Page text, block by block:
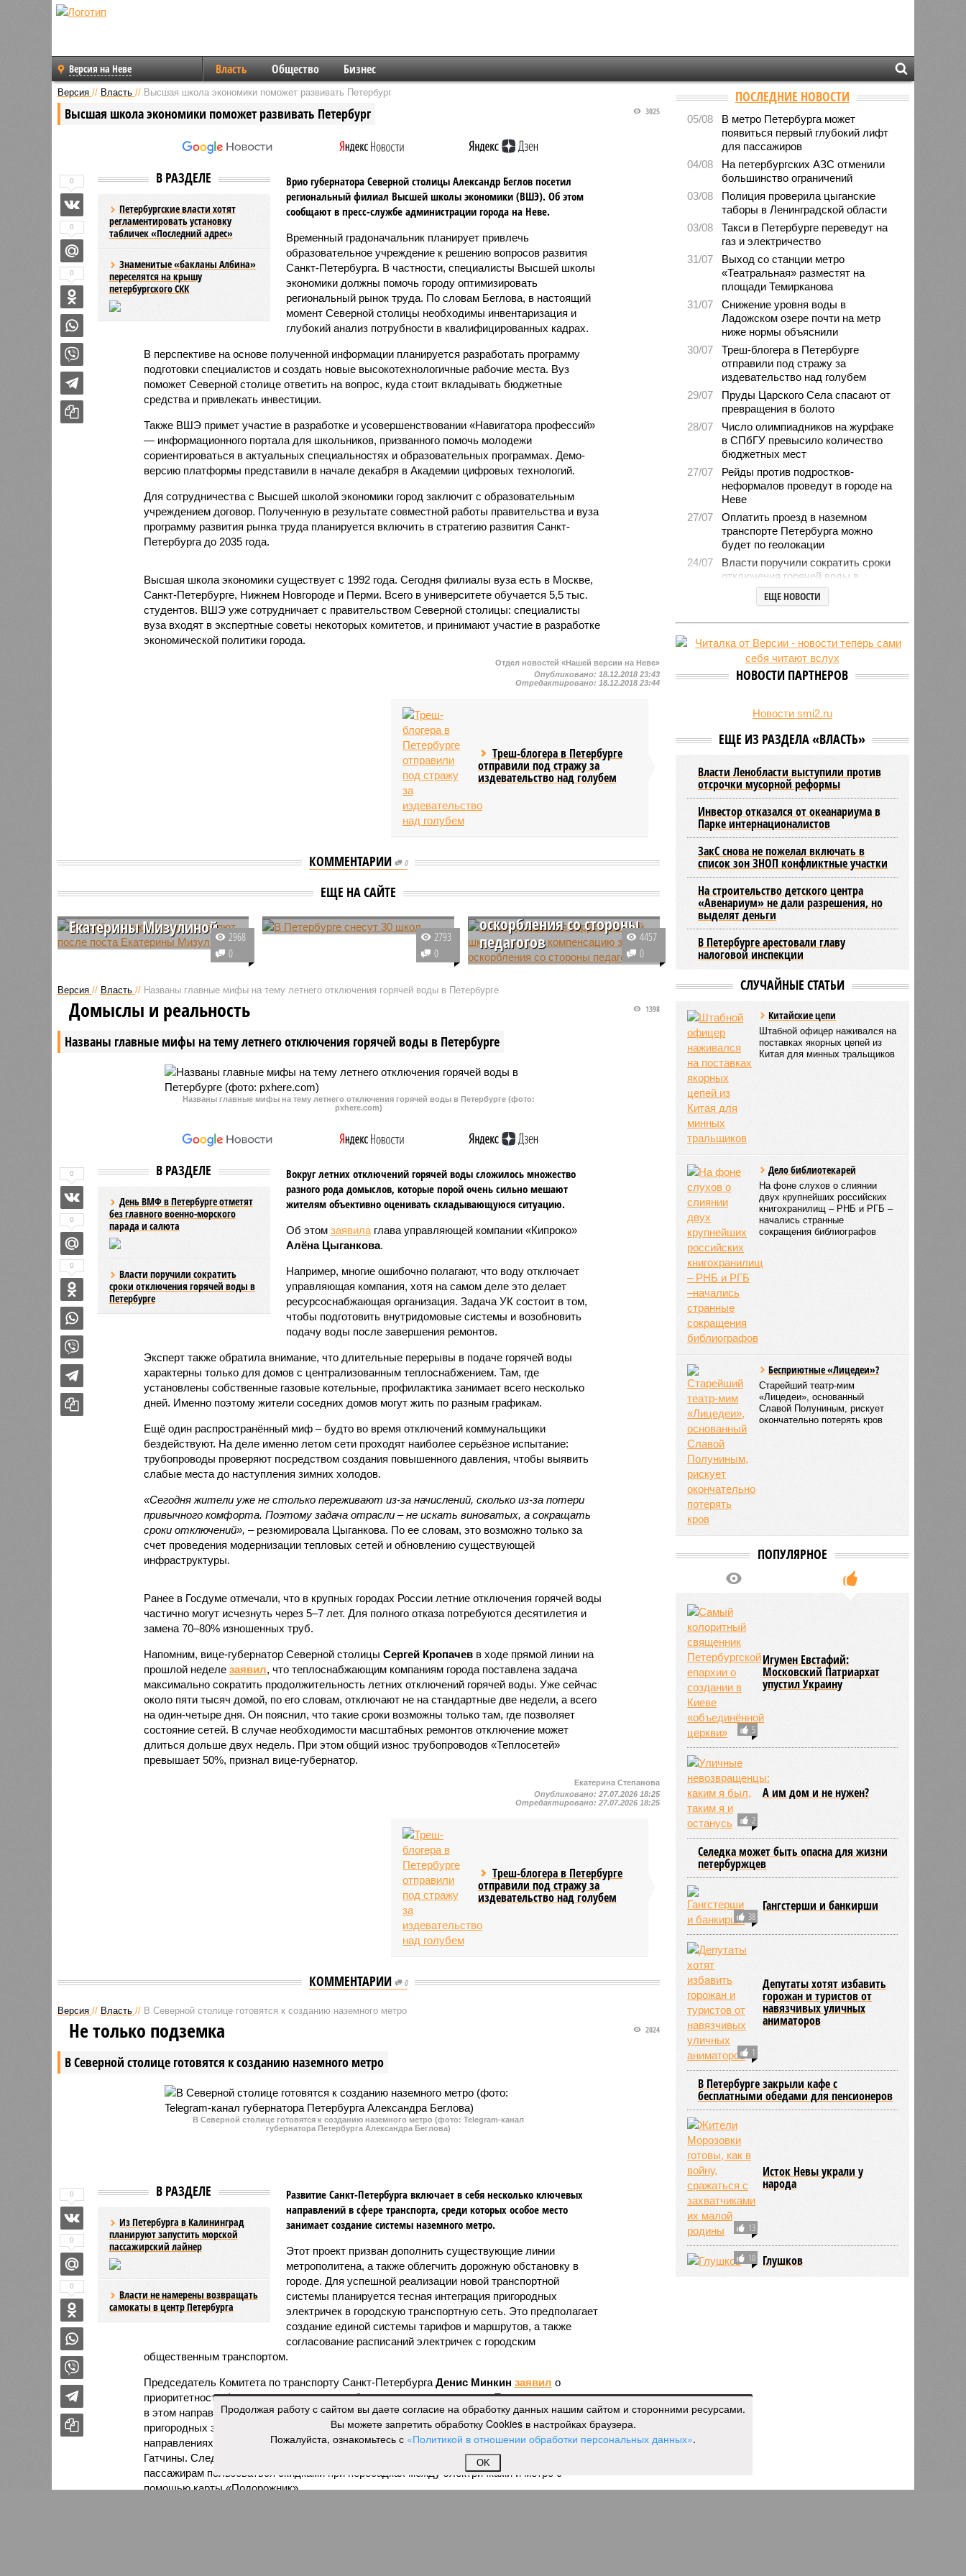
Версия на Неве Власть Общество Бизнес
Версия // Власть // Высшая школа экономики поможет развивать Петербург
Высшая школа экономики поможет развивать Петербург 3025
В РАЗДЕЛЕ
Петербургские власти хотят
регламентировать установку
табличек «Последний адрес»
Знаменитые «бакланы Албина»
переселятся на крышу
петербургского СКК
Врио губернатора Северной столицы Александр Беглов посетил
региональный филиал Высшей школы экономики (ВШЭ). Об этом
сообщают в пресс-службе администрации города на Неве.
Временный градоначальник планирует привлечь
образовательное учреждение к решению вопросов развития
Санкт-Петербурга. В частности, специалисты Высшей школы
экономики должны помочь городу оптимизировать
региональный рынок труда. По словам Беглова, в настоящий
момент Северной столицы необходимы инвентаризация и
глубокий анализ потрубности в квалифицированных кадрах.
В перспективе на основе полученной информации планируется разработать программу
подготовки специалистов и создать новые высокотехнологичные рабочие места. Вуз
поможет Северной столице ответить на вопрос, куда стоит вкладывать бюджетные
средства и привлекать инвестиции.
Также ВШЭ примет участие в разработке и усовершенствовании «Навигатора профессий»
— информационного портала для школьников, призванного помочь молодежи
сориентироваться в актуальных специальностях и образовательных программах. Демо-
версию платформы представили в начале декабря в Академии цифровых технологий.
Для сотрудничества с Высшей школой экономики город заключит с образовательным
учреждением договор. Полученную в результате совместной работы правительства и вуза
программу развития рынка труда планируется включить в стратегию развития Санкт-
Петербурга до 2035 года.
Высшая школа экономики существует с 1992 года. Сегодня филиалы вуза есть в Москве,
Санкт-Петербурге, Нижнем Новгороде и Перми. Всего в университете обучается 5,5 тыс.
студентов. ВШЭ уже сотрудничает с правительством Северной столицы: специалисты
вуза входят в экспертные советы некоторых комитетов, и принимают участие в разработке
экономической политики города.
0
0
0
Отдел новостей «Нашей версии на Неве»
Опубликовано: 18.12.2018 23:43
Отредактировано: 18.12.2018 23:44
Треш-блогера в Петербурге
отправили под стражу за
издевательство над голубем
КОММЕНТАРИИ 0
ЕЩЕ НА САЙТЕ
Петербургскую школу
Екатерины Мизулиной
Следственный комитет России
факту обнаружения туберкулеза
у сотрудницы школы № 575,
расположенной в Приморском
районе города.
2968
0
В Петербурге снесут 30
школ
Речь идет о реконструкции
построенных еще в советское
существующие объекты, а потом
2793
0
Семья учащегося
коррекционной школы
оскорбления со стороны
педагогов
Василеостровский районный суд
коррекционной школы №4
компенсацию морального вреда в
семьи мальчика, которого
4457
0
Версия // Власть // Названы главные мифы на тему летнего отключения горячей воды в Петербурге
Названы главные мифы на тему летнего отключения горячей воды в Петербурге
1398
Домыслы и реальность
Названы главные мифы на тему летнего отключения горячей воды в Петербурге (фото:
pxhere.com)
В РАЗДЕЛЕ
День ВМФ в Петербурге отметят
без главного военно-морского
парада и салюта
Власти поручили сократить
сроки отключения горячей воды в
Петербурге
Вокруг летних отключений горячей воды сложилось множество
разного рода домыслов, которые порой очень сильно мешают
жителям объективно оценивать складывающуюся ситуацию.
Об этом заявилаглава управляющей компании «Кипроко»
Алёна Цыганкова.
Например, многие ошибочно полагают, что воду отключает
управляющая компания, хотя на самом деле это делает
ресурсоснабжающая организация. Задача УК состоит в том,
чтобы подготовить внутридомовые системы и возобновить
подачу воды после завершения ремонтов.
Эксперт также обратила внимание, что длительные перерывы в подаче горячей воды
характерны только для домов с централизованным теплоснабжением. Там, где
установлены собственные газовые котельные, профилактика занимает всего несколько
дней. Именно поэтому жители соседних домов могут жить по разным графикам.
Ещё один распространённый миф – будто во время отключений коммунальщики
бездействуют. На деле именно летом сети проходят наиболее серьёзное испытание:
трубопроводы проверяют посредством создания повышенного давления, чтобы выявить
слабые места до наступления зимних холодов.
«Сегодня жители уже не столько переживают из-за начислений, сколько из-за потери
привычного комфорта. Поэтому задача отрасли – не искать виноватых, а сокращать
сроки отключений», – резюмировала Цыганкова. По ее словам, это возможно только за
счет проведения модернизации тепловых сетей и обновлению существующей
инфраструктуры.
Ранее в Госдуме отмечали, что в крупных городах России летние отключения горячей воды
частично могут исчезнуть через 5–7 лет. Для полного отказа потребуются десятилетия и
замена 70–80% изношенных труб.
Напомним, вице-губернатор Северной столицы Сергей Кропачевв ходе прямой линии на
прошлой неделе заявил, что теплоснабжающим компаниям города поставлена задача
максимально сократить продолжительность летних отключений горячей воды. Уже сейчас
около пяти тысяч домой, по его словам, отключают не на стандартные две недели, а всего
на один-четыре дня. Он пояснил, что такие сроки возможны только там, где позволяет
состояние сетей. В случае необходимости масштабных ремонтов отключение может
длиться дольше двух недель. При этом общий износ трубопроводов «Теплосетей»
превышает 50%, признал вице-губернатор.
0
0
0
Екатерина Степанова
Опубликовано:27.07.2026 18:25
Отредактировано:27.07.2026 18:25
Треш-блогера в Петербурге
отправили под стражу за
издевательство над голубем
КОММЕНТАРИИ 0
Версия // Власть // В Северной столице готовятся к созданию наземного метро
В Северной столице готовятся к созданию наземного метро
2024
Не только подземка
В Северной столице готовятся к созданию наземного метро (фото: Telegram-канал
губернатора Петербурга Александра Беглова)
В РАЗДЕЛЕ
Из Петербурга в Калининград
планируют запустить морской
пассажирский лайнер
Власти не намерены возвращать
самокаты в центр Петербурга
Развитие Санкт-Петербурга включает в себя несколько ключевых
направлений в сфере транспорта, среди которых особое место
занимает создание системы наземного метро.
Этот проект призван дополнить существующие линии
метрополитена, а также облегчить дорожную обстановку в
городе. Для успешной реализации новой транспортной
системы планируется тесная интеграция пригородных
электричек в городскую транспортную сеть. Это предполагает
создание единой системы тарифов и маршрутов, а также
согласование расписаний электричек с городским
общественным транспортом.
Председатель Комитета по транспорту Санкт-Петербурга Денис Минкин заявил о
приоритетности формирования основ для будущего наземного метро. По его словам, шаги
в этом направлении уже предпринимаются, начиная с запуска тактового движения
пригородных электричек. В 2025 году такое движение было организовано на пяти
направлениях, а в апреле 2026 года открыли новое направление от Балтийского вокзала до
Гатчины. Следующим важным этапом станет введение единого билета, который позволит
пассажирам пользоваться скидками при пересадках между электричками и метро с
помощью карты «Подорожник».
0
0
0
ПОСЛЕДНИЕ НОВОСТИ
05/08
В метро Петербурга может
появиться первый глубокий лифт
для пассажиров
04/08
На петербургских АЗС отменили
большинство ограничений
03/08
Полиция проверила цыганские
таборы в Ленинградской области
03/08
Такси в Петербурге переведут на
газ и электричество
31/07
Выход со станции метро
«Театральная» разместят на
площади Темирканова
31/07
Снижение уровня воды в
Ладожском озере почти на метр
ниже нормы объяснили
30/07
Треш-блогера в Петербурге
отправили под стражу за
издевательство над голубем
29/07
Пруды Царского Села спасают от
превращения в болото
28/07
Число олимпиадников на журфаке
в СПбГУ превысило количество
бюджетных мест
27/07
Рейды против подростков-
неформалов проведут в городе на
Неве
27/07
Оплатить проезд в наземном
транспорте Петербурга можно
будет по геолокации
24/07
Власти поручили сократить сроки
отключения горячей воды в
Петербурге
День ВМФ в Петербурге отметят
без главного военно-морского
Новую категорию водительских
прав предложили ввести в
Петербурге
число опасных регионов по
ЕЩЕ НОВОСТИ
НОВОСТИ ПАРТНЕРОВ
Новости smi2.ru
ЕЩЕ ИЗ РАЗДЕЛА «ВЛАСТЬ»
Власти Ленобласти выступили против
отсрочки мусорной реформы
Инвестор отказался от океанариума в
Парке интернационалистов
ЗакС снова не пожелал включать в
список зон ЗНОП конфликтные участки
На строительство детского центра
«Авенариум» не дали разрешения, но
выделят деньги
В Петербурге арестовали главу
налоговой инспекции
СЛУЧАЙНЫЕ СТАТЬИ
Китайские цепи
Штабной офицер наживался на
поставках якорных цепей из
Китая для минных тральщиков
Дело библиотекарей
На фоне слухов о слиянии
двух крупнейших российских
книгохранилищ – РНБ и РГБ –
начались странные
сокращения библиографов
Бесприютные «Лицедеи»?
Старейший театр-мим
«Лицедеи», основанный
Славой Полуниным, рискует
окончательно потерять кров
ПОПУЛЯРНОЕ
5
Игумен Евстафий:
Московский Патриархат
упустил Украину
2
А им дом и не нужен?
Селедка может быть опасна для жизни
петербуржцев
38
Гангстерши и банкирши
1
Депутаты хотят избавить
горожан и туристов от
навязчивых уличных
аниматоров
В Петербурге закрыли кафе с
бесплатными обедами для пенсионеров
13
Исток Невы украли у
народа
10 Глушков
Продолжая работу с сайтом вы даете согласие на обработку данных нашим сайтом и сторонними ресурсами.
Вы можете запретить обработку Cookies в настройках браузера.
Пожалуйста, ознакомьтесь с «Политикой в отношении обработки персональных данных».
OK